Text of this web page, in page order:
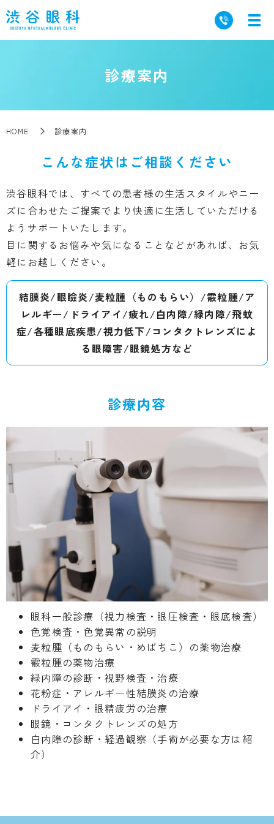
診療案内
HOME 診療案内
こんな症状はご相談ください
渋谷眼科では、すべての患者様の生活スタイルやニー
ズに合わせたご提案で より快適に生活していただける
ようサポートいたします。
目に関するお悩みや気になることなどがあれば、お気
軽にお越しください。
結膜炎/眼瞼炎/麦粒腫（ものもらい）/霰粒腫/ア
レルギー/ドライアイ/疲れ/白内障/緑内障/飛蚊
症/各種眼底疾患/視力低下/コンタクトレンズによ
る眼障害/眼鏡処方など
診療内容
眼科一般診療（視力検査・眼圧検査・眼底検査）
色覚検査・色覚異常の説明
麦粒腫（ものもらい・めばちこ）の薬物治療
霰粒腫の薬物治療
緑内障の診断・視野検査・治療
花粉症・アレルギー性結膜炎の治療
ドライアイ・眼精疲労の治療
眼鏡・コンタクトレンズの処方
白内障の診断・経過観察（手術が必要な方は紹
介）